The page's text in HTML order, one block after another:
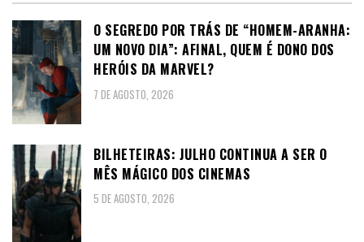
O SEGREDO POR TRÁS DE “HOMEM-ARANHA:
UM NOVO DIA”: AFINAL, QUEM É DONO DOS
HERÓIS DA MARVEL?
7 DE AGOSTO, 2026
BILHETEIRAS: JULHO CONTINUA A SER O
MÊS MÁGICO DOS CINEMAS
5 DE AGOSTO, 2026